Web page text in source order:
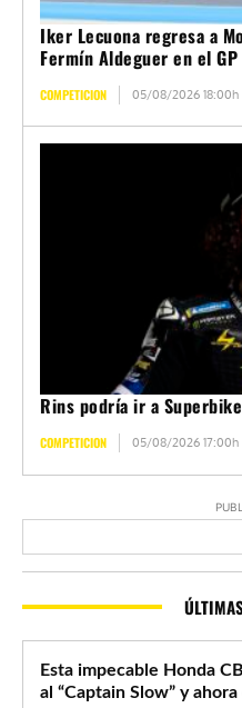
Iker Lecuona regresa a
Fermín Aldeguer en el
COMPETICION 05/08/2026 18:00h
Rins podría ir a
COMPETICION 05/08/2026 17:00h
Esta impecable Honda
al “Captain Slow” y